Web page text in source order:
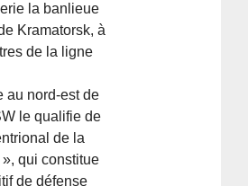
la banlieue
Kramatorsk, à
de la ligne
au nord-est de
le qualifie de
de la
qui constitue
de défense